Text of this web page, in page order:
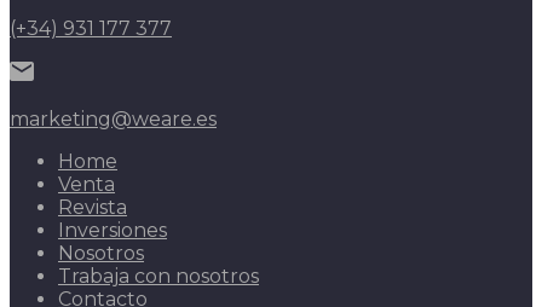
(+34) 931 177 377
marketing@weare.es
Home
Venta
Revista
Inversiones
Nosotros
Trabaja con nosotros
Contacto